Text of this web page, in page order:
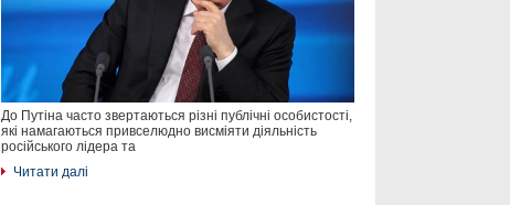
До Путіна часто звертаються різні публічні особистості,
які намагаються привселюдно висміяти діяльність
російського лідера та
Читати далі